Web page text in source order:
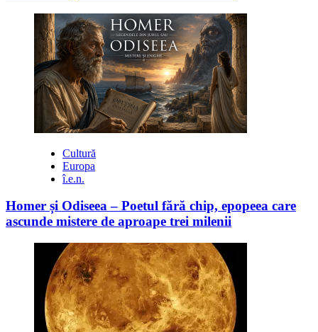
Cultură
Europa
î.e.n.
Homer și Odiseea – Poetul fără chip, epopeea care
ascunde mistere de aproape trei milenii